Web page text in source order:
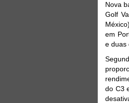
Nova
Golf
em
e duas
do C3